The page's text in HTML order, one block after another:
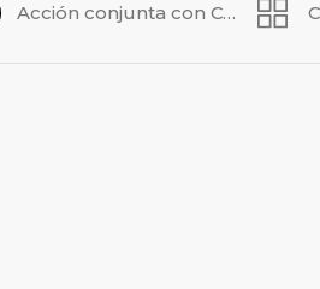
Acción conjunta con CGT y el gobierno neuquino